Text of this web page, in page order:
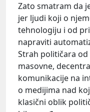
Zato smatram da
jer ljudi koji o
tehnologiju i od
napraviti
Strah političara
masovne,
komunikacije na
o medijima nad
klasični oblik